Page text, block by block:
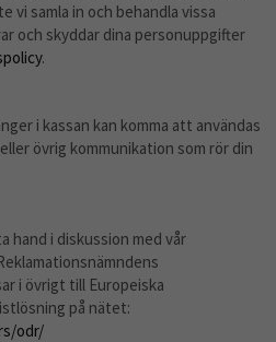
vi samla in och behandla vissa
och skyddar dina personuppgifter
.
i kassan kan komma att användas
övrig kommunikation som rör din
hand i diskussion med vår
i övrigt till Europeiska
på nätet:
odr/